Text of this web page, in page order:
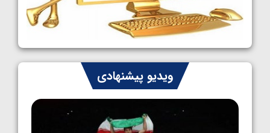
ایران چشم به راه چهار مدال در پنج وزن دوم
کشتی فرنگی نوجوانان جهان
1405/05/06
کشتی فرنگی نوجوان جهان؛ رضایی تنها طلایی
پنج وزن نخست
1405/05/06
ویدیو پیشنهادی